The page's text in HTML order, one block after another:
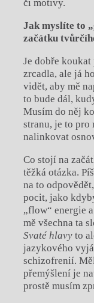
či motivy.
Jak myslíte to
začátku
Je dobře
zrcadla, ale já
vidět, aby mě
to bude dál,
Musím do něj
stranu, je to pro
nalinkovat
Co stojí na
těžká otázka.
na to
pocit, jako
„flow“ energie
mě všechna ta
Svaté hlavyto
jazykového
schizofrenií.
přemýšlení je
prostě musím